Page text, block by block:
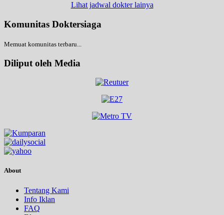
Lihat jadwal dokter lainya
Komunitas Doktersiaga
Memuat komunitas terbaru...
Diliput oleh Media
About
Tentang Kami
Info Iklan
FAQ